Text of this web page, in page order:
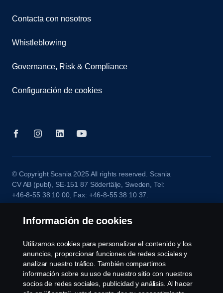
Contacta con nosotros
Whistleblowing
Governance, Risk & Compliance
Configuración de cookies
© Copyright Scania 2025 All rights reserved. Scania
CV AB (publ), SE-151 87 Södertälje, Sweden, Tel:
+46-8-55 38 10 00, Fax: +46-8-55 38 10 37.
Información de cookies
Utilizamos cookies para personalizar el contenido y los
anuncios, proporcionar funciones de redes sociales y
analizar nuestro tráfico. También compartimos
información sobre su uso de nuestro sitio con nuestros
socios de redes sociales, publicidad y análisis. Al hacer